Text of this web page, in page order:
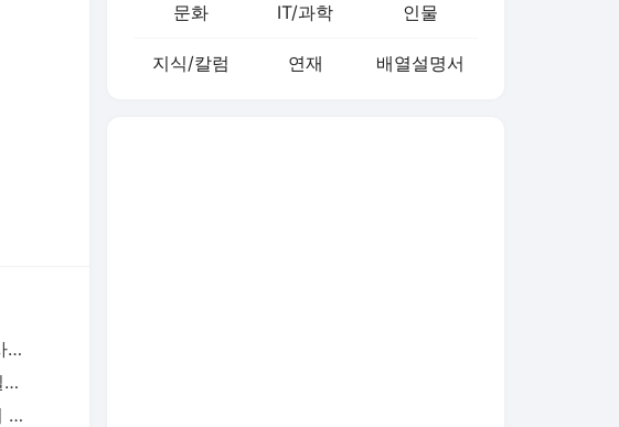
에어컨 필요 없다더니 진짜였네…전력 사용량으로 본 냉방 도시 | 연합뉴스
세계최고령 도전 119세…"오래 살려면 일하고 건강하게 먹어라" | 연합뉴스
피지 출신 일본 럭비 선수, 후쿠오카에서 훈련 중 열사병 사망 | 연합뉴스
문화 IT/과학 인물
지식/칼럼 연재 배열설명서